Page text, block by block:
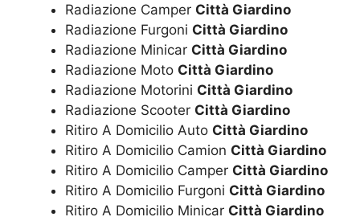
Radiazione Camper Città Giardino
Radiazione Furgoni Città Giardino
Radiazione Minicar Città Giardino
Radiazione Moto Città Giardino
Radiazione Motorini Città Giardino
Radiazione Scooter Città Giardino
Ritiro A Domicilio Auto Città Giardino
Ritiro A Domicilio Camion Città Giardino
Ritiro A Domicilio Camper Città Giardino
Ritiro A Domicilio Furgoni Città Giardino
Ritiro A Domicilio Minicar Città Giardino